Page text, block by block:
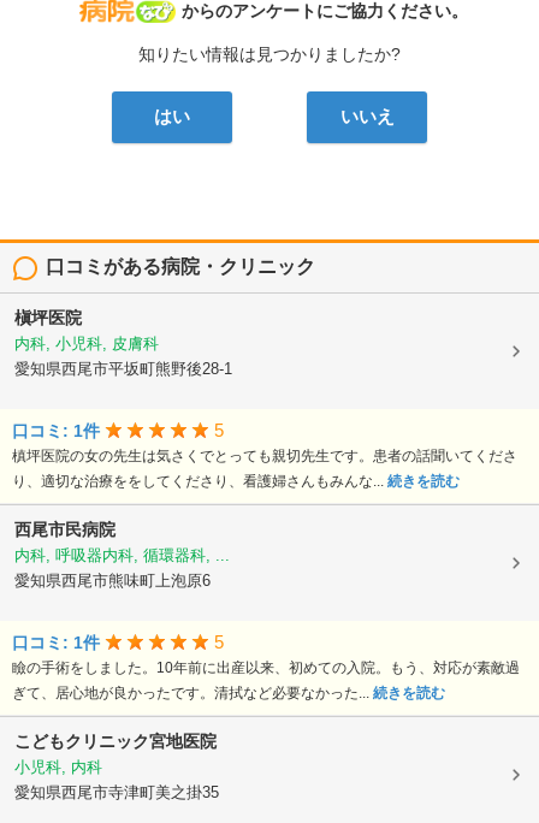
病院なび
からのアンケートにご協力ください。
知りたい情報は見つかりましたか?
はい いいえ
口コミがある病院・クリニック
槇坪医院
内科, 小児科, 皮膚科
愛知県西尾市平坂町熊野後28-1
口コミ: 1件 5
槙坪医院の女の先生は気さくでとっても親切先生です。患者の話聞いてくださ
り、適切な治療ををしてくださり、看護婦さんもみんな... 続きを読む
西尾市民病院
内科, 呼吸器内科, 循環器科, ...
愛知県西尾市熊味町上泡原6
口コミ: 1件 5
瞼の手術をしました。10年前に出産以来、初めての入院。もう、対応が素敵過
ぎて、居心地が良かったです。清拭など必要なかった... 続きを読む
こどもクリニック宮地医院
小児科, 内科
愛知県西尾市寺津町美之掛35